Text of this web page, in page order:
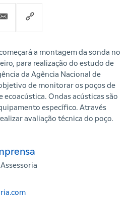
a montagem da sonda no
para realização do estudo de
da Agência Nacional de
de monitorar os poços de
Ondas acústicas são
específico. Através
avaliação técnica do poço.